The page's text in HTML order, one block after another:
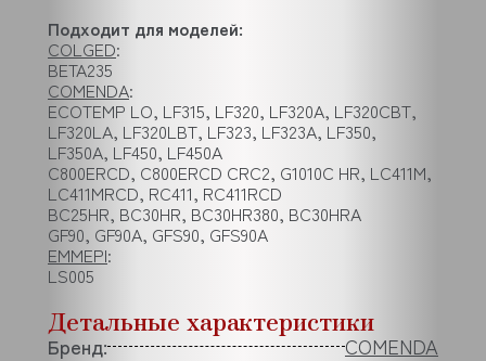
Подходит для моделей:
COLGED:
BETA235
COMENDA:
ECOTEMP LO, LF315, LF320, LF320A, LF320CBT,
LF320LA, LF320LBT, LF323, LF323A, LF350,
LF350A, LF450, LF450A
C800ERCD, C800ERCD CRC2, G1010C HR, LC411M,
LC411MRCD, RC411, RC411RCD
BC25HR, BC30HR, BC30HR380, BC30HRA
GF90, GF90A, GFS90, GFS90A
EMMEPI:
LS005
Детальные характеристики
Бренд:
COMENDA